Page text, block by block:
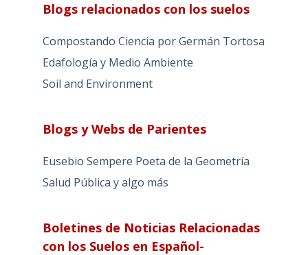
Blogs relacionados con los suelos
Compostando Ciencia por Germán Tortosa
Edafología y Medio Ambiente
Soil and Environment
Blogs y Webs de Parientes
Eusebio Sempere Poeta de la Geometría
Salud Pública y algo más
Boletines de Noticias Relacionadas
con los Suelos en Español-